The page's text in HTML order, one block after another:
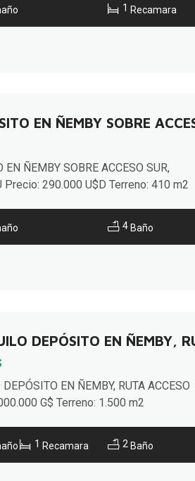
uso que desee, con entrada para
1 Recamara
EN ÑEMBY SOBRE
ÑEMBY SOBRE ACCESO SUR,
Precio: 290.000 U$D Terreno: 410 m2
comercial (mini market,
Ubicado en zona comercial sobre avda.
4Baño
DEPÓSITO EN ÑEMBY,
EN ÑEMBY, RUTA ACCESO
G$ Terreno: 1.500 m2
salida a 2 calles, ubicado en zona
– 2 Oficinas – 2 Baños –
1 Recamara 2 Baño